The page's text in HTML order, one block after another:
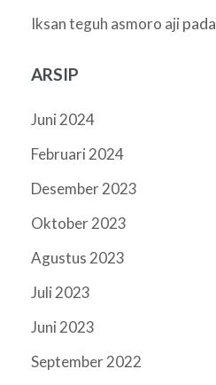
Iksan teguh asmoro aji pada
ARSIP
Juni 2024
Februari 2024
Desember 2023
Oktober 2023
Agustus 2023
Juli 2023
Juni 2023
September 2022